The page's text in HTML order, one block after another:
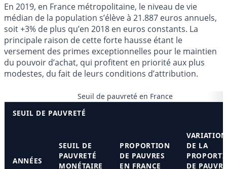
En 2019, en France métropolitaine, le niveau de vie
médian de la population s’élève à 21.887 euros annuels,
soit +3% de plus qu’en 2018 en euros constants. La
principale raison de cette forte hausse étant le
versement des primes exceptionnelles pour le maintien
du pouvoir d’achat, qui profitent en priorité aux plus
modestes, du fait de leurs conditions d’attribution.
Seuil de pauvreté en France
SEUIL DE PAUVRETÉ
ANNÉES
SEUIL DE
PAUVRETÉ
MONÉTAIRE
PROPORTION
DE PAUVRES
EN FRANCE
VARIATION
DE LA
DE